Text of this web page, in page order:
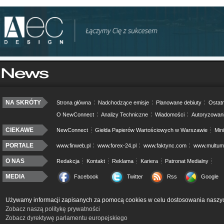
NA SKRÓTY Strona główna Nadchodzące emisje Planowane debiuty
O NewConnect
Analizy Techniczne Wiadomości
CIEKAWE NewConnect Giełda Papierów Wartościowych w Warszawie
PORTALE www.finweb.pl www.forex-24.pl www.faktync.com
O NAS Redakcja Kontakt Reklama Kariera Patronat Medialny
MEDIA Facebook Twitter Rss Google
Używamy informacji zapisanych za pomocą cookies w celu dostosowania
Zobacz naszą politykę prywatności
Zobacz dyrektywę parlamentu europejskiego